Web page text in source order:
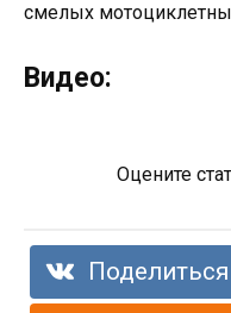
смелых
Видео:
Оцените